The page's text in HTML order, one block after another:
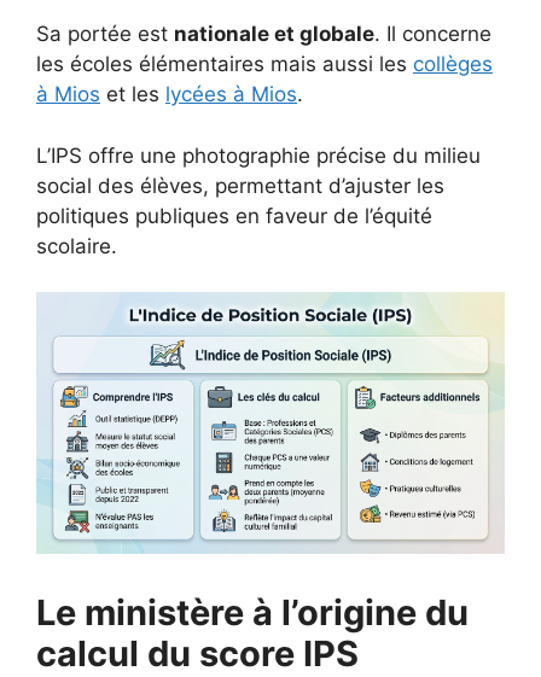
Sa portée est nationale et globale. Il concerne
les écoles élémentaires mais aussi les collèges
à Mios et les lycées à Mios.
L’IPS offre une photographie précise du milieu
social des élèves, permettant d’ajuster les
politiques publiques en faveur de l’équité
scolaire.
Le ministère à l’origine du
calcul du score IPS